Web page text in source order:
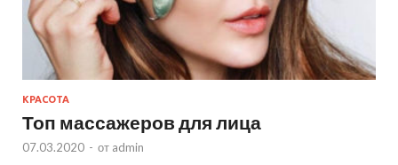
КРАСОТА
Топ массажеров для лица
07.03.2020 - от admin